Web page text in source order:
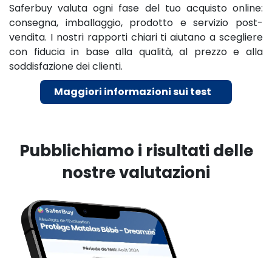
Saferbuy valuta ogni fase del tuo acquisto online:
consegna, imballaggio, prodotto e servizio post-
vendita. I nostri rapporti chiari ti aiutano a scegliere
con fiducia in base alla qualità, al prezzo e alla
soddisfazione dei clienti.
Maggiori informazioni sui test ​​​​​​
Pubblichiamo i risultati delle
nostre valutazioni